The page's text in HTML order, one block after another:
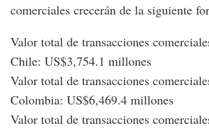
comerciales crecerán de la siguiente
Valor total de transacciones
Chile: US$3,754.1 millones
Valor total de transacciones
Colombia: US$6,469.4 millones
Valor total de transacciones